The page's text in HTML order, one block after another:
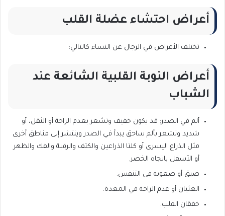
أعراض احتشاء عضلة القلب
تختلف الأعراض في الرجال عن النساء كالتالي:
أعراض النوبة القلبية الشائعة عند
الشباب
ألم في الصدر: قد يكون خفيف وتشعر بعدم الراحة أو الثقل، أو
شديد وتشعر بألم ساحق يبدأ في الصدر وينتشر إلى مناطق أخرى
مثل الذراع اليسرى أو كلتا الذراعين والكتف والرقبة والفك والظهر
أو الأسفل باتجاه الخصر.
ضيق أو صعوبة في التنفس.
الغثيان أو عدم الراحة في المعدة.
خفقان القلب.